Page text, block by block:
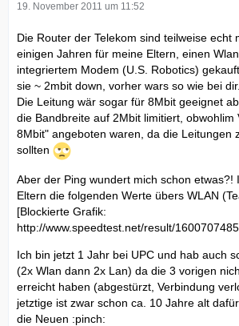
19. November 2011 um 11:52
Die Router der Telekom sind teilweise echt
einigen Jahren für meine Eltern, einen
integriertem Modem (U.S. Robotics)
sie ~ 2mbit down, vorher wars so wie bei
Die Leitung wär sogar für 8Mbit geeignet
die Bandbreite auf 2Mbit limitiert, obwohlim
8Mbit" angeboten waren, da die Leitungen
sollten
Aber der Ping wundert mich schon etwas?!
Eltern die folgenden Werte übers WLAN
[Blockierte Grafik:
http://www.speedtest.net/result/
Ich bin jetzt 1 Jahr bei UPC und hab auch
(2x Wlan dann 2x Lan) da die 3 vorigen
erreicht haben (abgestürzt, Verbindung
jetztige ist zwar schon ca. 10 Jahre alt
die Neuen :pinch: